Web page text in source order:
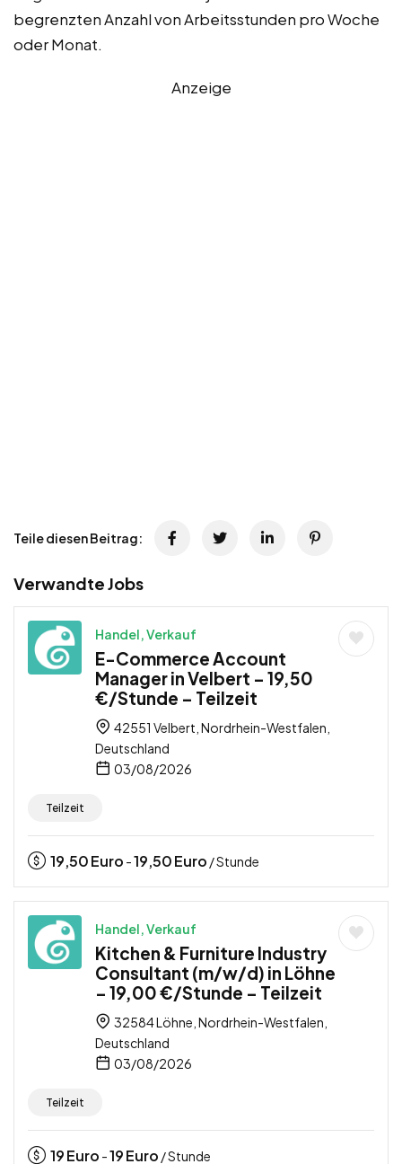
begrenzten Anzahl von Arbeitsstunden pro Woche
oder Monat.
Anzeige
Teile diesen Beitrag:
Verwandte Jobs
Handel, Verkauf
E-Commerce Account
Manager in Velbert – 19,50
€/Stunde – Teilzeit
42551 Velbert, Nordrhein-Westfalen,
Deutschland
03/08/2026
Teilzeit
19,50Euro -19,50Euro / Stunde
Handel, Verkauf
Kitchen & Furniture Industry
Consultant (m/w/d) in Löhne
– 19,00 €/Stunde – Teilzeit
32584 Löhne, Nordrhein-Westfalen,
Deutschland
03/08/2026
Teilzeit
19Euro -19Euro / Stunde